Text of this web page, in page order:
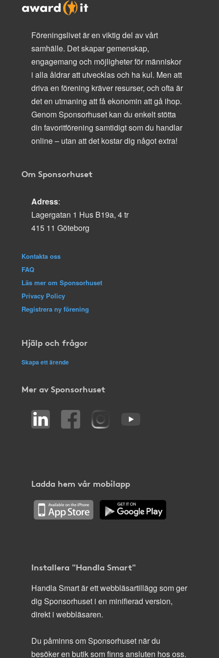
Föreningslivet är en viktig del av vårt
samhälle. Det skapar gemenskap,
engagemang och möjligheter för människor
i alla åldrar att utvecklas och ha kul. Men att
driva en förening kräver resurser, och ofta är
det en utmaning att få ekonomin att gå ihop.
Genom Sponsorhuset kan du enkelt stötta
din favoritförening samtidigt som du handlar
online – utan att det kostar dig något extra!
Om Sponsorhuset
Adress:
Lagergatan 1 Hus B19a, 4 tr
415 11 Göteborg
Kontakta oss
FAQ
Läs mer om Sponsorhuset
Privacy Policy
Registrera ny förening
Hjälp och frågor
Skapa ett ärende
Mer av Sponsorhuset
Ladda hem vår mobilapp
Installera "Handla Smart"
Handla Smart är ett webbläsartillägg som ger
dig Sponsorhuset i en minifierad version,
direkt i webbläsaren.
Du påminns om Sponsorhuset när du
besöker en butik som finns ansluten hos oss.